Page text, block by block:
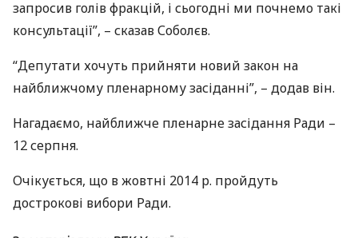
запросив голів фракцій, і сьогодні ми почнемо такі
консультації”, – сказав Соболєв.
“Депутати хочуть прийняти новий закон на
найближчому пленарному засіданні”, – додав він.
Нагадаємо, найближче пленарне засідання Ради –
12 серпня.
Очікується, що в жовтні 2014 р. пройдуть
дострокові вибори Ради.